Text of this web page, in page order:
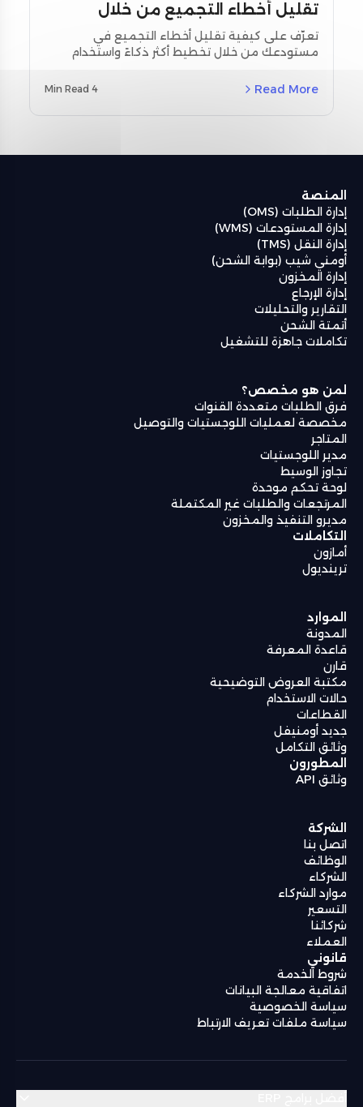
تقليل أخطاء التجميع من خلال
تحسين التخطيط واستخدام أدوات
المسح
تعرّف على كيفية تقليل أخطاء التجميع في
مستودعك من خلال تخطيط أكثر ذكاءً واستخدام
مخصصة لمنطقة الشرق الأوسط وشمال أفريقيا
المستودعات من أومنيفل (Omniful WMS).
Read More
4 Min Read
المنصة
إدارة الطلبات (OMS)
إدارة المستودعات (WMS)
إدارة النقل (TMS)
أومني شيب (بوابة الشحن)
إدارة المخزون
إدارة الإرجاع
التقارير والتحليلات
أتمتة الشحن
تكاملات جاهزة للتشغيل
لمن هو مخصص؟
فرق الطلبات متعددة القنوات
مخصصة لعمليات اللوجستيات والتوصيل
المتاجر
مدير اللوجستيات
تجاوز الوسيط
لوحة تحكم موحدة
المرتجعات والطلبات غير المكتملة
مديرو التنفيذ والمخزون
التكاملات
أمازون
ترينديول
الموارد
المدونة
قاعدة المعرفة
قارن
مكتبة العروض التوضيحية
حالات الاستخدام
القطاعات
جديد أومنيفل
وثائق التكامل
المطورون
وثائق API
الشركة
اتصل بنا
الوظائف
الشركاء
موارد الشركاء
التسعير
شركائنا
العملاء
قانوني
شروط الخدمة
اتفاقية معالجة البيانات
سياسة الخصوصية
سياسة ملفات تعريف الارتباط